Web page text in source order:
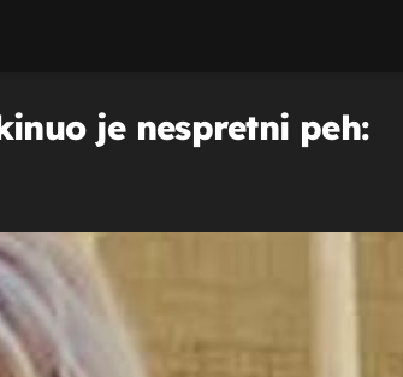
je nespretni peh: